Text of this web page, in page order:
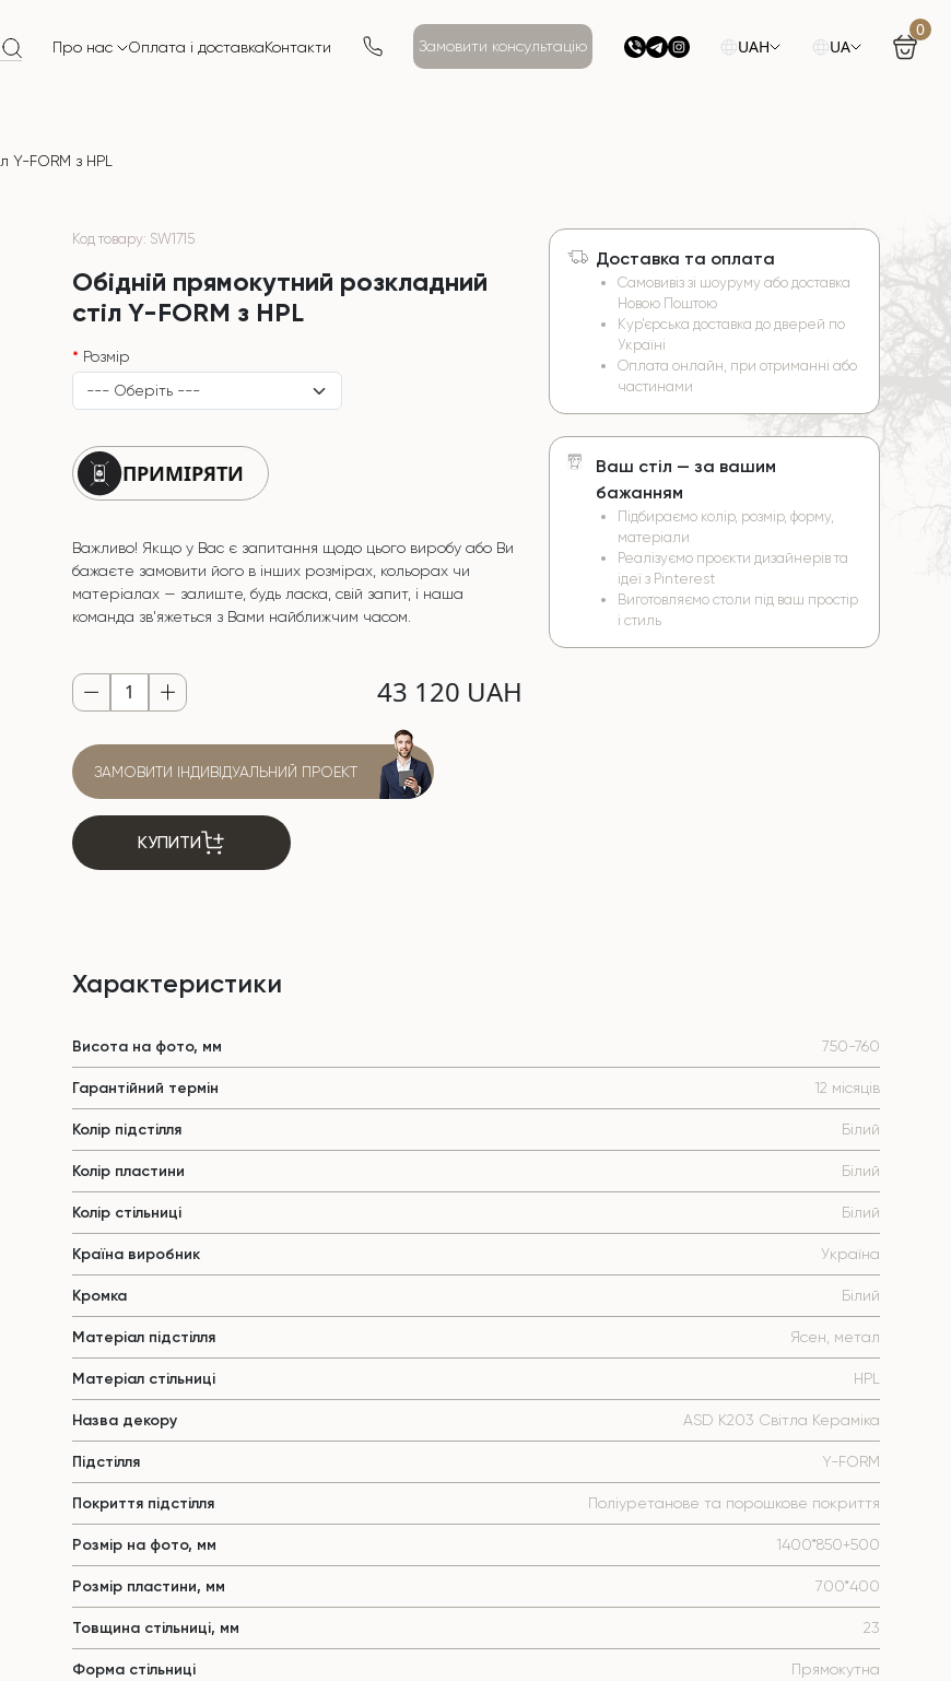
Про нас Оплата і доставкаКонтакти Замовити консультацію UAH UA
0
Y-FORM з HPL
Код товару: SW1715
Обідній прямокутний розкладний
стіл Y-FORM з HPL
Розмір
ПРИМІРЯТИ
Важливо! Якщо у Вас є запитання щодо цього виробу або Ви
бажаєте замовити його в інших розмірах, кольорах чи
матеріалах — залиште, будь ласка, свій запит, і наша
команда зв'яжеться з Вами найближчим часом.
43 120 UAH
ЗАМОВИТИ ІНДИВІДУАЛЬНИЙ ПРОЕКТ
КУПИТИ
Доставка та оплата
Самовивіз зі шоуруму або доставка
Новою Поштою
Кур’єрська доставка до дверей по
Україні
Оплата онлайн, при отриманні або
частинами
Ваш стіл — за вашим
бажанням
Підбираємо колір, розмір, форму,
матеріали
Реалізуємо проєкти дизайнерів та
ідеї з Pinterest
Виготовляємо столи під ваш простір
і стиль
Характеристики
Висота на фото, мм 750-760
Гарантійний термін 12 місяців
Колір підстілля Білий
Колір пластини Білий
Колір стільниці Білий
Країна виробник Україна
Кромка Білий
Матеріал підстілля Ясен, метал
Матеріал стільниці HPL
Назва декору ASD К203 Світла Кераміка
Підстілля Y-FORM
Покриття підстілля Поліуретанове та порошкове покриття
Розмір на фото, мм 1400*850+500
Розмір пластини, мм 700*400
Товщина стільниці, мм 23
Форма стільниці Прямокутна